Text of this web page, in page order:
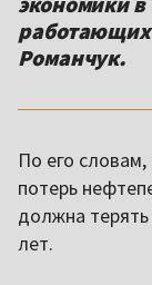
работающих
Романчук.
По его
потерь
должна
лет.